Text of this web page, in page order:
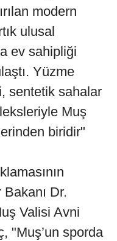
modern
ulusal
ev sahipliği
Yüzme
sentetik sahalar
Muş
biridir"
Dr.
Valisi Avni
"Muş’un sporda